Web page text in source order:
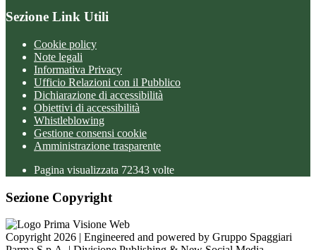
Sezione Link Utili
Cookie policy
Note legali
Informativa Privacy
Ufficio Relazioni con il Pubblico
Dichiarazione di accessibilità
Obiettivi di accessibilità
Whistleblowing
Gestione consensi cookie
Amministrazione trasparente
Pagina visualizzata 72343 volte
Sezione Copyright
Copyright 2026 | Engineered and powered by Gruppo Spaggiari